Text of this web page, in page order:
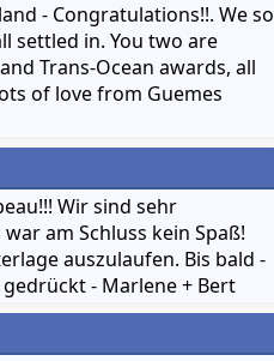
- Congratulations!!. We so
settled in. You two are
Trans-Ocean awards, all
of love from Guemes
Wir sind sehr
am Schluss kein Spaß!
auszulaufen. Bis bald -
- Marlene + Bert